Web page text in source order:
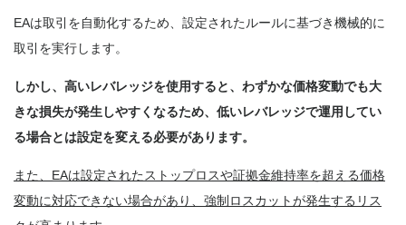
EAは取引を自動化するため、設定されたルールに基づき機械的に
取引を実行します。
しかし、高いレバレッジを使用すると、わずかな価格変動でも大
きな損失が発生しやすくなるため、低いレバレッジで運用してい
る場合とは設定を変える必要があります。
また、EAは設定されたストップロスや証拠金維持率を超える価格
変動に対応できない場合があり、強制ロスカットが発生するリス